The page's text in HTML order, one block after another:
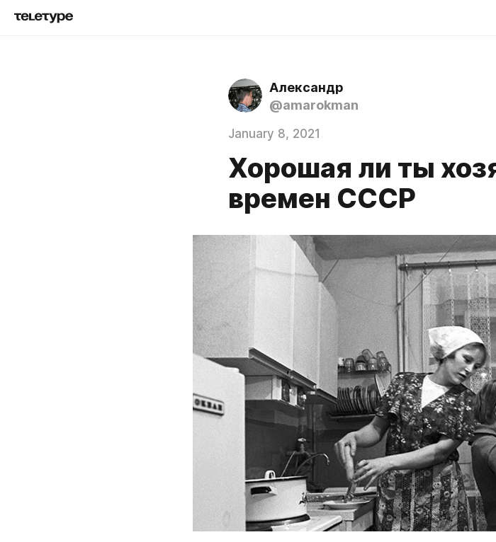
Александр
@amarokman
January 8, 2021
Хорошая ли ты
времен СССР